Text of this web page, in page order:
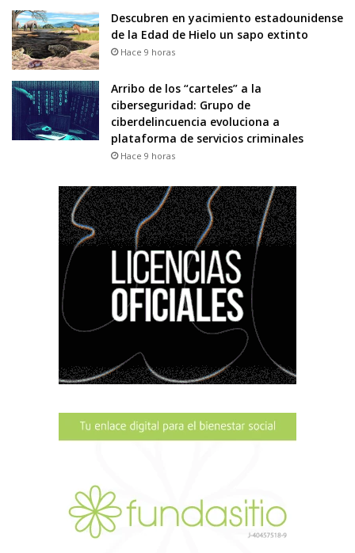
Descubren en yacimiento estadounidense
de la Edad de Hielo un sapo extinto
Hace 9 horas
Arribo de los “carteles” a la
ciberseguridad: Grupo de
ciberdelincuencia evoluciona a
plataforma de servicios criminales
Hace 9 horas